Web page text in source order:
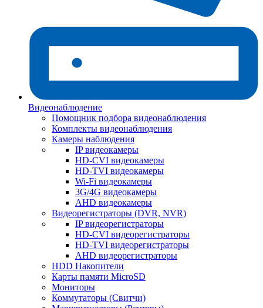
Видеонаблюдение
Помощник подбора видеонаблюдения
Комплекты видеонаблюдения
Камеры наблюдения
IP видеокамеры
HD-CVI видеокамеры
HD-TVI видеокамеры
Wi-Fi видеокамеры
3G/4G видеокамеры
AHD видеокамеры
Видеорегистраторы (DVR, NVR)
IP видеорегистраторы
HD-CVI видеорегистраторы
HD-TVI видеорегистраторы
AHD видеорегистраторы
HDD Накопители
Карты памяти MicroSD
Мониторы
Коммутаторы (Свитчи)